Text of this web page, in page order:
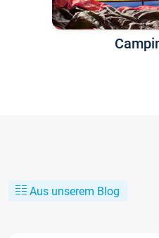
Aus unserem Blog